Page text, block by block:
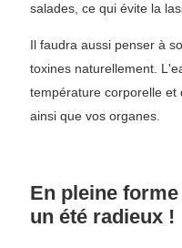
salades, ce qui évite la
Il faudra aussi penser à
toxines naturellement.
température corporelle et
ainsi que vos organes.
En pleine
un été radieux !